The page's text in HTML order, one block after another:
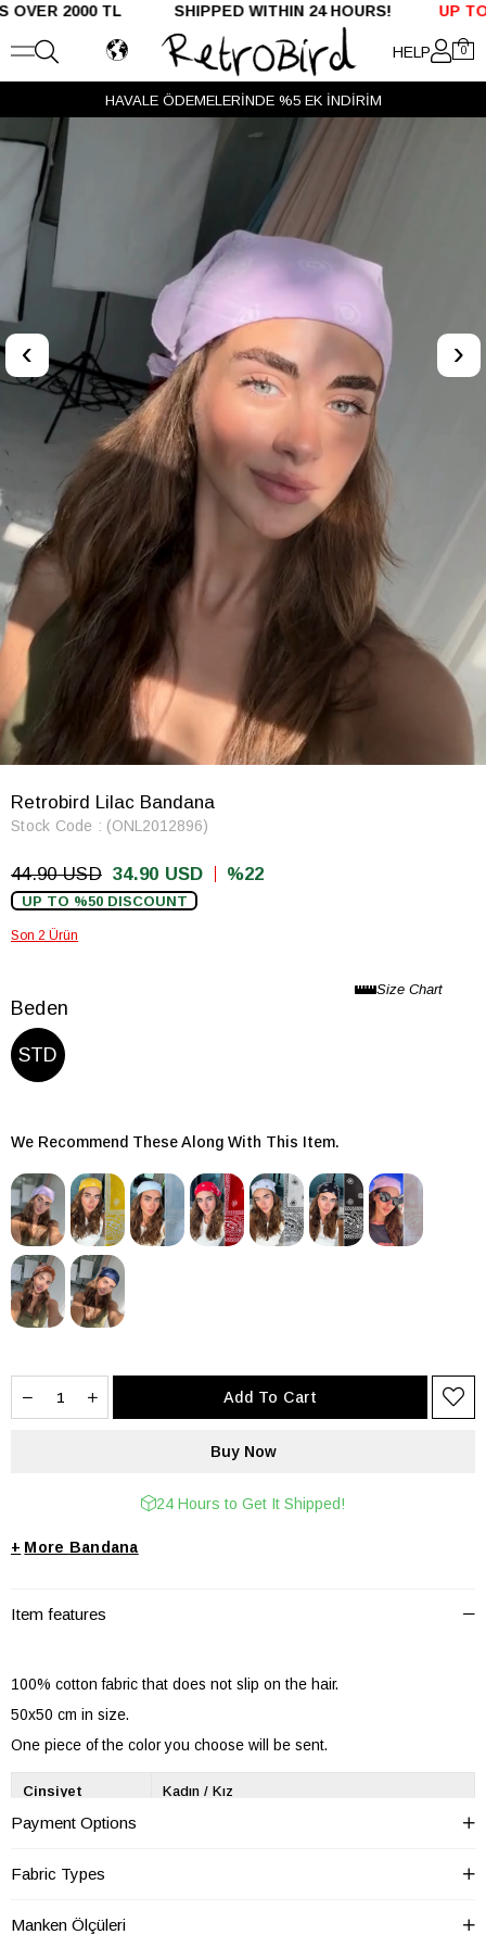
2000 TL SHIPPED WITHIN 24 HOURS!UP TO %50
HELP 0
HAVALE ÖDEMELERİNDE %5 EK İNDİRİM
‹ ›
Retrobird Lilac Bandana
Stock Code (ONL2012896)
44.90 USD 34.90 USD 22
UP TO %50 DISCOUNT
Son 2 Ürün
Beden
STD
We Recommend These Along With This Item.
24 Hours to Get It Shipped!
+ Bandana
Item features
100% cotton fabric that does not slip on the hair.
50x50 cm in size.
One piece of the color you choose will be sent.
Cinsiyet Kadın / Kız
Desen
Materyal
Payment Options
Fabric Types
Manken Ölçüleri